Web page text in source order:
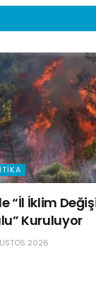
“İl İklim
Kuruluyor
2026